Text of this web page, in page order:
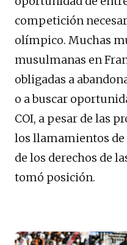
competición
olímpico. Muchas
musulmanas en
obligadas a
o a buscar
COI, a pesar de las
los llamamientos de
de los derechos de
tomó posición.